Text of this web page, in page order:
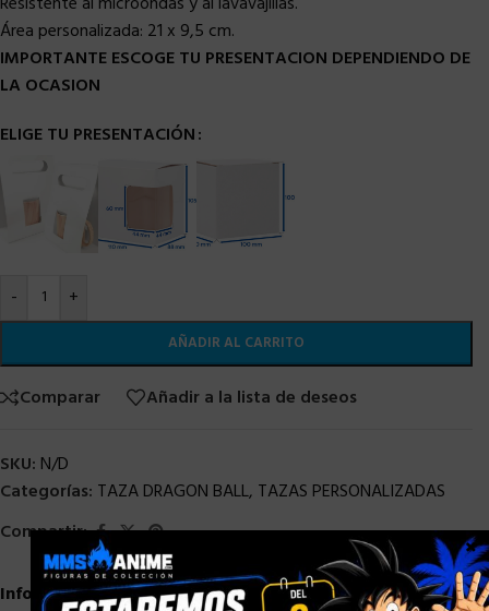
Área personalizada: 21 x 9,5 cm.
IMPORTANTE ESCOGE TU PRESENTACION DEPENDIENDO DE
LA OCASION
ELIGE TU PRESENTACIÓN
- +
AÑADIR AL CARRITO
Comparar Añadir a la lista de deseos
SKU: N/D
Categorías: TAZA DRAGON BALL, TAZAS PERSONALIZADAS
Compartir:
Información adicional
×